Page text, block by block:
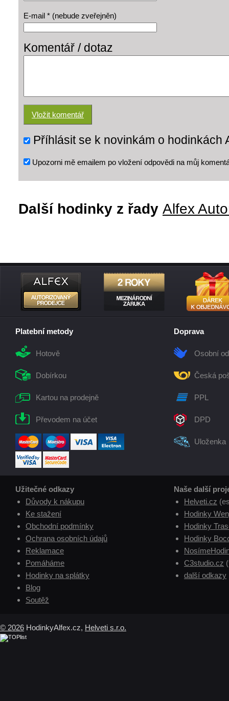
E-mail * (nebude zveřejněn)
Komentář / dotaz
Příhlásit se k novinkám o hodinkách
Upozorni mě emailem po vložení odpovědi na můj
Další hodinky z řady Alfex
Platební metody
Hotově
Dobírkou
Kartou na prodejně
Převodem na účet
Doprava
Osobní
Česká
PPL
DPD
Uloženka
Užitečné odkazy
Důvody k nákupu
Ke stažení
Obchodní podmínky
Ochrana osobních údajů
Reklamace
Pomáháme
Hodinky na splátky
Blog
Soutěž
Naše další
Helveti.cz
Hodinky
Hodinky
Hodinky
C3studio.cz
další odkazy
© 2026 HodinkyAlfex.cz, Helveti s.r.o.